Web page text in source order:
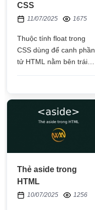
CSS
11/07/2025 1675
Thuộc tính float trong
CSS dùng để canh phần
tử HTML nằm bên trái
Thẻ aside trong
HTML
10/07/2025 1256